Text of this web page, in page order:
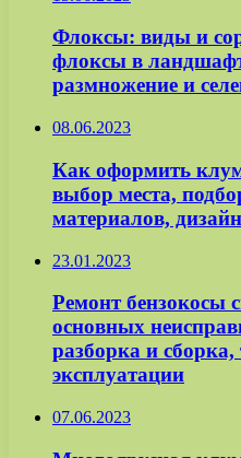
Флоксы: виды и
флоксы в
размножение и
08.06.2023
Как оформить
выбор места,
материалов,
23.01.2023
Ремонт бензокосы
основных
разборка и
эксплуатации
07.06.2023